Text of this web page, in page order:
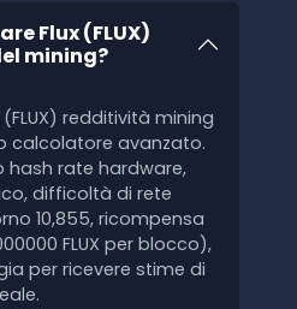
Flux (FLUX)
mining?
redditività mining
calcolatore avanzato.
hash rate hardware,
difficoltà di rete
10,855, ricompensa
FLUX per blocco),
per ricevere stime di